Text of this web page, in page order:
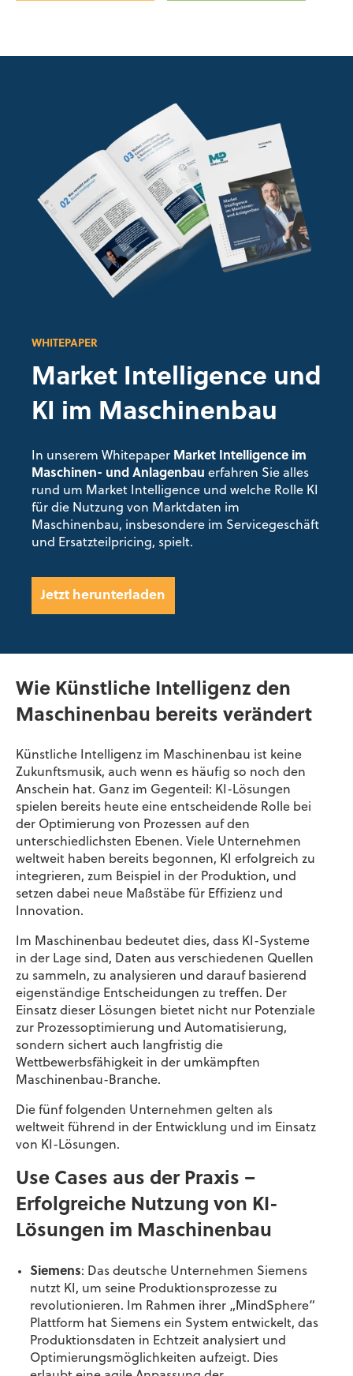
WHITEPAPER
Market Intelligence und
KI im Maschinenbau
In unserem Whitepaper Market Intelligence im
Maschinen- und Anlagenbau erfahren Sie alles
rund um Market Intelligence und welche Rolle KI
für die Nutzung von Marktdaten im
Maschinenbau, insbesondere im Servicegeschäft
und Ersatzteilpricing, spielt.
Jetzt herunterladen
Wie Künstliche Intelligenz den
Maschinenbau bereits verändert
Künstliche Intelligenz im Maschinenbau ist keine
Zukunftsmusik, auch wenn es häufig so noch den
Anschein hat. Ganz im Gegenteil: KI-Lösungen
spielen bereits heute eine entscheidende Rolle bei
der Optimierung von Prozessen auf den
unterschiedlichsten Ebenen. Viele Unternehmen
weltweit haben bereits begonnen, KI erfolgreich zu
integrieren, zum Beispiel in der Produktion, und
setzen dabei neue Maßstäbe für Effizienz und
Innovation.
Im Maschinenbau bedeutet dies, dass KI-Systeme
in der Lage sind, Daten aus verschiedenen Quellen
zu sammeln, zu analysieren und darauf basierend
eigenständige Entscheidungen zu treffen. Der
Einsatz dieser Lösungen bietet nicht nur Potenziale
zur Prozessoptimierung und Automatisierung,
sondern sichert auch langfristig die
Wettbewerbsfähigkeit in der umkämpften
Maschinenbau-Branche.
Die fünf folgenden Unternehmen gelten als
weltweit führend in der Entwicklung und im Einsatz
von KI-Lösungen.
Use Cases aus der Praxis –
Erfolgreiche Nutzung von KI-
Lösungen im Maschinenbau
Siemens: Das deutsche Unternehmen Siemens
nutzt KI, um seine Produktionsprozesse zu
revolutionieren. Im Rahmen ihrer „MindSphere“
Plattform hat Siemens ein System entwickelt, das
Produktionsdaten in Echtzeit analysiert und
Optimierungsmöglichkeiten aufzeigt. Dies